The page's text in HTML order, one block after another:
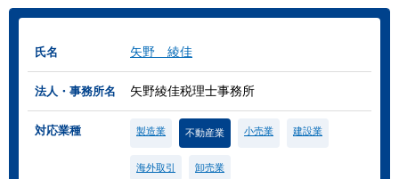
氏名 矢野 綾佳
法人・事務所名 矢野綾佳税理士事務所
対応業種 製造業 不動産業 小売業 建設業
海外取引 卸売業